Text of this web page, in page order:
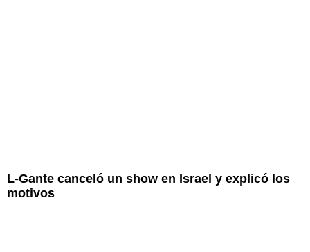
L-Gante canceló un show en Israel y explicó los
motivos